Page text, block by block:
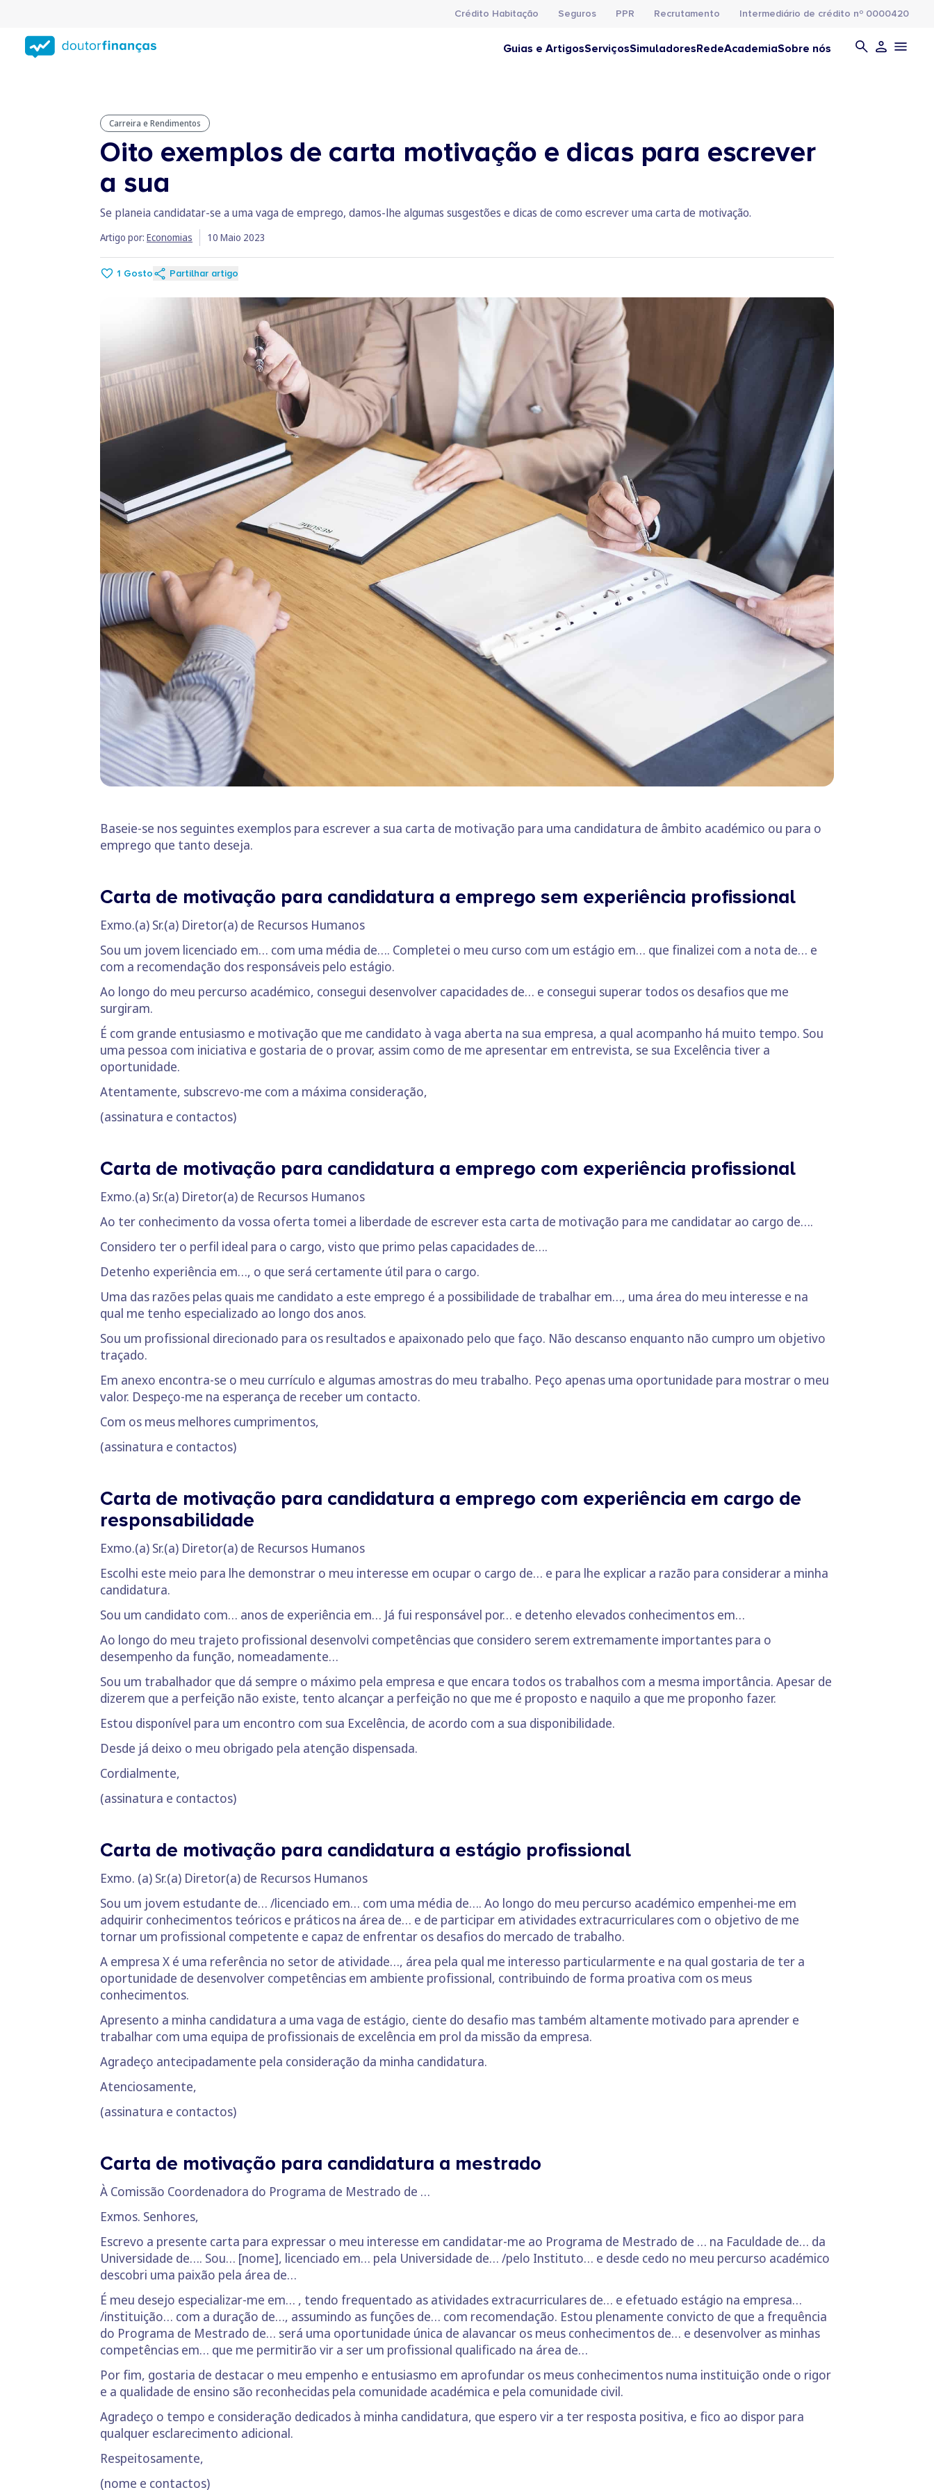
conteúdo
principal
Crédito Habitação Seguros PPR Recrutamento Intermediário de crédito nº 0000420
Guias e ArtigosServiçosSimuladoresRedeAcademiaSobre nós
Carreira e Rendimentos
Oito exemplos de carta motivação e dicas para escrever
a sua
Se planeia candidatar-se a uma vaga de emprego, damos-lhe algumas susgestões e dicas de como escrever uma carta de motivação.
Artigo por: Economias 10 Maio 2023
1 Gosto Partilhar artigo
Baseie-se nos seguintes exemplos para escrever a sua carta de motivação para uma candidatura de âmbito académico ou para o
emprego que tanto deseja.
Carta de motivação para candidatura a emprego sem experiência profissional
Exmo.(a) Sr.(a) Diretor(a) de Recursos Humanos
Sou um jovem licenciado em… com uma média de…. Completei o meu curso com um estágio em… que finalizei com a nota de… e
com a recomendação dos responsáveis pelo estágio.
Ao longo do meu percurso académico, consegui desenvolver capacidades de… e consegui superar todos os desafios que me
surgiram.
É com grande entusiasmo e motivação que me candidato à vaga aberta na sua empresa, a qual acompanho há muito tempo. Sou
uma pessoa com iniciativa e gostaria de o provar, assim como de me apresentar em entrevista, se sua Excelência tiver a
oportunidade.
Atentamente, subscrevo-me com a máxima consideração,
(assinatura e contactos)
Carta de motivação para candidatura a emprego com experiência profissional
Exmo.(a) Sr.(a) Diretor(a) de Recursos Humanos
Ao ter conhecimento da vossa oferta tomei a liberdade de escrever esta carta de motivação para me candidatar ao cargo de….
Considero ter o perfil ideal para o cargo, visto que primo pelas capacidades de….
Detenho experiência em…, o que será certamente útil para o cargo.
Uma das razões pelas quais me candidato a este emprego é a possibilidade de trabalhar em…, uma área do meu interesse e na
qual me tenho especializado ao longo dos anos.
Sou um profissional direcionado para os resultados e apaixonado pelo que faço. Não descanso enquanto não cumpro um objetivo
traçado.
Em anexo encontra-se o meu currículo e algumas amostras do meu trabalho. Peço apenas uma oportunidade para mostrar o meu
valor. Despeço-me na esperança de receber um contacto.
Com os meus melhores cumprimentos,
(assinatura e contactos)
Carta de motivação para candidatura a emprego com experiência em cargo de
responsabilidade
Exmo.(a) Sr.(a) Diretor(a) de Recursos Humanos
Escolhi este meio para lhe demonstrar o meu interesse em ocupar o cargo de… e para lhe explicar a razão para considerar a minha
candidatura.
Sou um candidato com… anos de experiência em… Já fui responsável por… e detenho elevados conhecimentos em…
Ao longo do meu trajeto profissional desenvolvi competências que considero serem extremamente importantes para o
desempenho da função, nomeadamente…
Sou um trabalhador que dá sempre o máximo pela empresa e que encara todos os trabalhos com a mesma importância. Apesar de
dizerem que a perfeição não existe, tento alcançar a perfeição no que me é proposto e naquilo a que me proponho fazer.
Estou disponível para um encontro com sua Excelência, de acordo com a sua disponibilidade.
Desde já deixo o meu obrigado pela atenção dispensada.
Cordialmente,
(assinatura e contactos)
Carta de motivação para candidatura a estágio profissional
Exmo. (a) Sr.(a) Diretor(a) de Recursos Humanos
Sou um jovem estudante de… /licenciado em… com uma média de…. Ao longo do meu percurso académico empenhei-me em
adquirir conhecimentos teóricos e práticos na área de… e de participar em atividades extracurriculares com o objetivo de me
tornar um profissional competente e capaz de enfrentar os desafios do mercado de trabalho.
A empresa X é uma referência no setor de atividade…, área pela qual me interesso particularmente e na qual gostaria de ter a
oportunidade de desenvolver competências em ambiente profissional, contribuindo de forma proativa com os meus
conhecimentos.
Apresento a minha candidatura a uma vaga de estágio, ciente do desafio mas também altamente motivado para aprender e
trabalhar com uma equipa de profissionais de excelência em prol da missão da empresa.
Agradeço antecipadamente pela consideração da minha candidatura.
Atenciosamente,
(assinatura e contactos)
Carta de motivação para candidatura a mestrado
À Comissão Coordenadora do Programa de Mestrado de …
Exmos. Senhores,
Escrevo a presente carta para expressar o meu interesse em candidatar-me ao Programa de Mestrado de … na Faculdade de… da
Universidade de…. Sou… [nome], licenciado em… pela Universidade de… /pelo Instituto… e desde cedo no meu percurso académico
descobri uma paixão pela área de…
É meu desejo especializar-me em… , tendo frequentado as atividades extracurriculares de… e efetuado estágio na empresa…
/instituição… com a duração de…, assumindo as funções de… com recomendação. Estou plenamente convicto de que a frequência
do Programa de Mestrado de… será uma oportunidade única de alavancar os meus conhecimentos de… e desenvolver as minhas
competências em… que me permitirão vir a ser um profissional qualificado na área de…
Por fim, gostaria de destacar o meu empenho e entusiasmo em aprofundar os meus conhecimentos numa instituição onde o rigor
e a qualidade de ensino são reconhecidas pela comunidade académica e pela comunidade civil.
Agradeço o tempo e consideração dedicados à minha candidatura, que espero vir a ter resposta positiva, e fico ao dispor para
qualquer esclarecimento adicional.
Respeitosamente,
(nome e contactos)